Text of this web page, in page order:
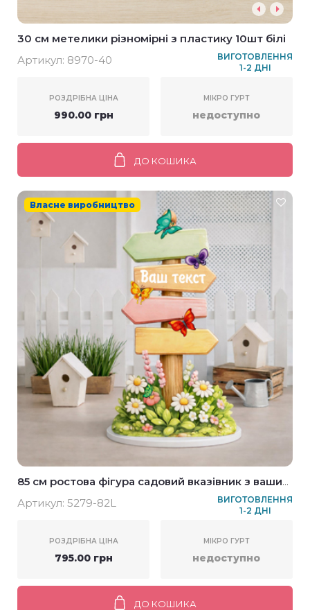
30 см метелики різномірні з пластику 10шт білі
Артикул: 8970-40
ВИГОТОВЛЕННЯ
1-2 ДНІ
РОЗДРІБНА ЦІНА
990.00 грн
МІКРО ГУРТ
недоступно
ДО КОШИКА
Власне виробництво
85 см ростова фігура садовий вказівник з вашим
текстом
Артикул: 5279-82L
ВИГОТОВЛЕННЯ
1-2 ДНІ
РОЗДРІБНА ЦІНА
795.00 грн
МІКРО ГУРТ
недоступно
ДО КОШИКА